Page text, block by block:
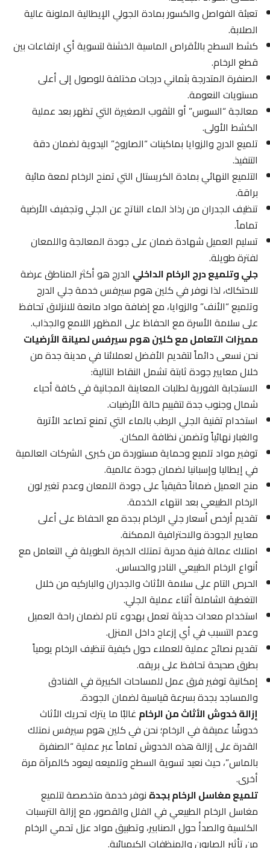
تعبئة الفواصل والكسور بمادة الجولي الإيطالية الملونة عالية
الصلابة.
كشط السطح بالأقراص الماسية الخشنة لتسوية أي ارتفاعات بين
قطع الرخام.
الصنفرة المتدرجة بثماني درجات مختلفة للوصول إلى أعلى
مستويات النعومة.
معالجة “السوس” أو الثقوب الصغيرة التي تظهر بعد عملية
الكشط الأولى.
تلميع الدرج والزوايا بماكينات “الصاروخ” اليدوية لضمان دقة
التنفيذ.
التلميع النهائي بمادة الكريستال التي تمنح الرخام لمعة مائية
براقة.
تنظيف الجدران من رذاذ الماء الناتج عن الجلي وتجفيف الأرضية
تماماً.
تسليم العميل شهادة ضمان على جودة المعالجة واللمعان
لفترة طويلة.
جلي وتلميع درج الرخام الداخليالدرج هو أكثر المناطق عرضة
للاحتكاك، لذا نوفر في كلين هوم سيرفس خدمة جلي الدرج
وتلميع “الأنف” والزوايا، مع إضافة مواد مانعة للانزلاق تحافظ
على سلامة الأسرة مع الحفاظ على المظهر اللامع والجذاب.
مميزات التعامل مع كلين هوم سيرفس لصيانة الأرضيات
نحن نسعى دائماً لتقديم الأفضل لعملائنا في مدينة جدة من
خلال معايير جودة ثابتة تشمل النقاط التالية:
الاستجابة الفورية لطلبات المعاينة المجانية في كافة أحياء
شمال وجنوب جدة لتقييم حالة الأرضيات.
استخدام تقنية الجلي الرطب بالماء التي تمنع تصاعد الأتربة
والغبار نهائياً وتضمن نظافة المكان.
توفير مواد تلميع وحماية مستوردة من كبرى الشركات العالمية
في إيطاليا وإسبانيا لضمان جودة عالمية.
منح العميل ضماناً حقيقياً على جودة اللمعان وعدم تغير لون
الرخام الطبيعي بعد انتهاء الخدمة.
تقديم أرخص أسعار جلي الرخام بجدة مع الحفاظ على أعلى
معايير الجودة والاحترافية الممكنة.
امتلاك عمالة فنية مدربة تمتلك الخبرة الطويلة في التعامل مع
أنواع الرخام الطبيعي النادر والحساس.
الحرص التام على سلامة الأثاث والجدران والباركيه من خلال
التغطية الشاملة أثناء عملية الجلي.
استخدام معدات حديثة تعمل بهدوء تام لضمان راحة العميل
وعدم التسبب في أي إزعاج داخل المنزل.
تقديم نصائح عملية للعملاء حول كيفية تنظيف الرخام يومياً
بطرق صحيحة تحافظ على بريقه.
إمكانية توفير فرق عمل للمساحات الكبيرة في الفنادق
والمساجد بجدة بسرعة قياسية لضمان الجودة.
إزالة خدوش الأثاث من الرخامغالبًا ما يترك تحريك الأثاث
خدوشًا عميقة في الرخام؛ نحن في كلين هوم سيرفس نمتلك
القدرة على إزالة هذه الخدوش تماماً عبر عملية “الصنفرة
بالماس”، حيث نعيد تسوية السطح وتلميعه ليعود كالمرآة مرة
أخرى.
تلميع مغاسل الرخام بجدةنوفر خدمة متخصصة لتلميع
مغاسل الرخام الطبيعي في الفلل والقصور، مع إزالة الترسبات
الكلسية والصدأ حول الصنابير، وتطبيق مواد عزل تحمي الرخام
من تأثير الصابون والمنظفات الكيميائية.